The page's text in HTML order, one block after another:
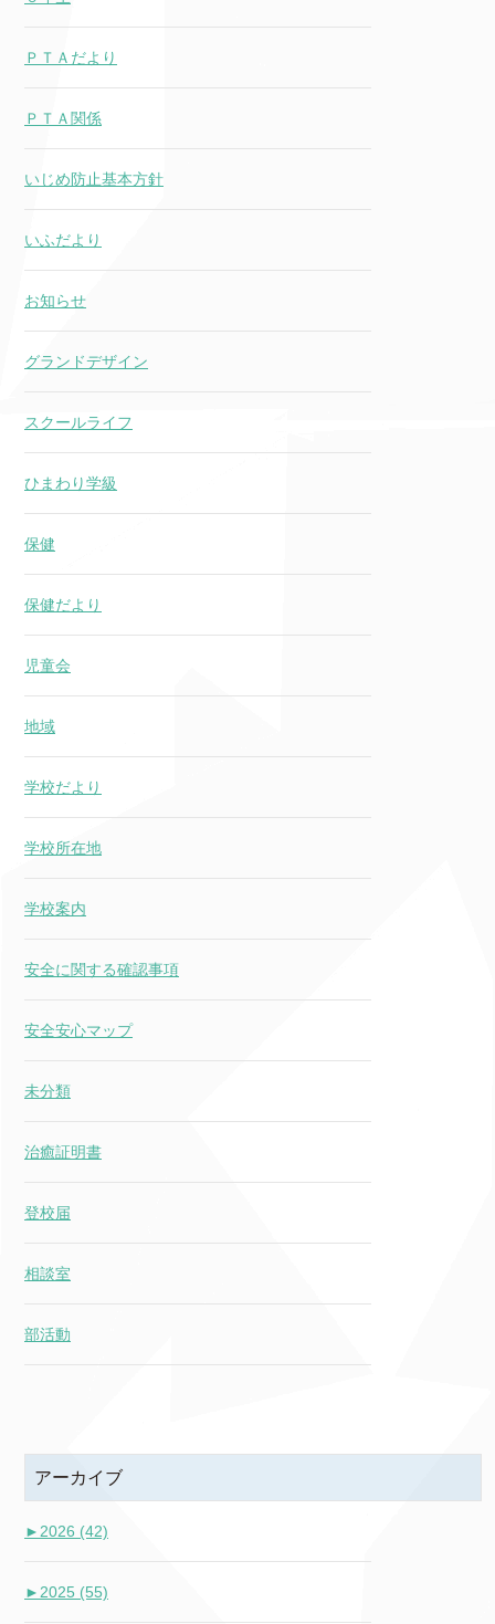
ＰＴＡだより
ＰＴＡ関係
いじめ防止基本方針
いふだより
お知らせ
グランドデザイン
スクールライフ
ひまわり学級
保健
保健だより
児童会
地域
学校だより
学校所在地
学校案内
安全に関する確認事項
安全安心マップ
未分類
治癒証明書
登校届
相談室
部活動
アーカイブ
► 2026 (42)
► 2025 (55)